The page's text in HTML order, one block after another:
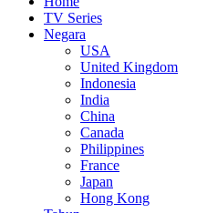
TV Series
Negara
USA
United Kingdom
Indonesia
India
China
Canada
Philippines
France
Japan
Hong Kong